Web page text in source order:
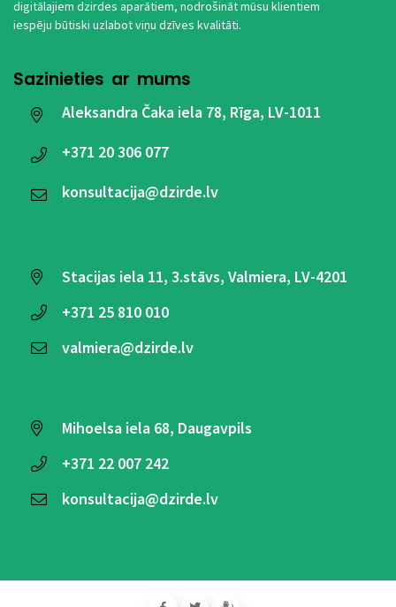
digitālajiem dzirdes aparātiem, nodrošināt mūsu klientiem
iespēju būtiski uzlabot viņu dzīves kvalitāti.
Sazinieties ar mums
Aleksandra Čaka iela 78, Rīga, LV-1011
+371 20 306 077
konsultacija@dzirde.lv
Stacijas iela 11, 3.stāvs, Valmiera, LV-4201
+371 25 810 010
valmiera@dzirde.lv
Mihoelsa iela 68, Daugavpils
+371 22 007 242
konsultacija@dzirde.lv